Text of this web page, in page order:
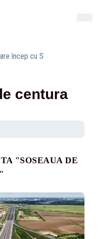
încep cu S
centura
"SOSEAUA DE